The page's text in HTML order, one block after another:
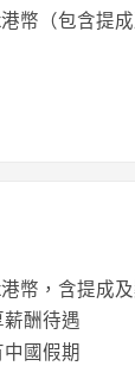
幣（包含提成
幣，含提成
酬待遇
國假期